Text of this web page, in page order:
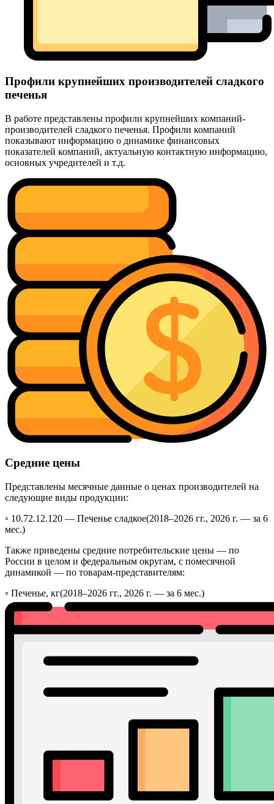
Профили крупнейших производителей сладкого
печенья
В работе представлены профили крупнейших компаний-
производителей сладкого печенья. Профили компаний
показывают информацию о динамике финансовых
показателей компаний, актуальную контактную информацию,
основных учредителей и т.д.
Средние цены
Представлены месячные данные о ценах производителей на
следующие виды продукции:
◦ 10.72.12.120 — Печенье сладкое(2018–2026 гг., 2026 г. — за 6
мес.)
Также приведены средние потребительские цены — по
России в целом и федеральным округам, с помесячной
динамикой — по товарам-представителям:
◦ Печенье, кг(2018–2026 гг., 2026 г. — за 6 мес.)